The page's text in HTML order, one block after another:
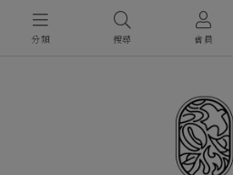
分類 搜尋 會員